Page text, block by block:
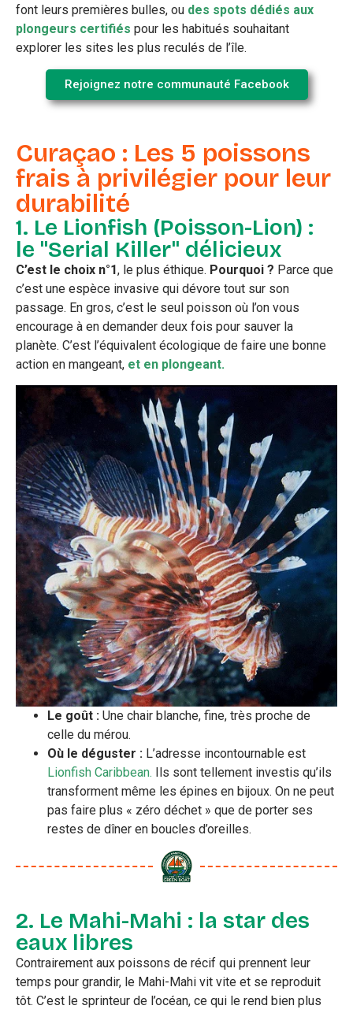
font leurs premières bulles, ou des spots dédiés aux
plongeurs certifiés pour les habitués souhaitant
explorer les sites les plus reculés de l’île.
Rejoignez notre communauté Facebook
Curaçao : Les 5 poissons
frais à privilégier pour leur
durabilité
1. Le Lionfish (Poisson-Lion) :
le "Serial Killer" délicieux
C’est le choix n°1, le plus éthique. Pourquoi ? Parce que
c’est une espèce invasive qui dévore tout sur son
passage. En gros, c’est le seul poisson où l’on vous
encourage à en demander deux fois pour sauver la
planète. C’est l’équivalent écologique de faire une bonne
action en mangeant, et en plongeant.
Le goût : Une chair blanche, fine, très proche de
celle du mérou.
Où le déguster : L’adresse incontournable est
Lionfish Caribbean. Ils sont tellement investis qu’ils
transforment même les épines en bijoux. On ne peut
pas faire plus « zéro déchet » que de porter ses
restes de dîner en boucles d’oreilles.
2. Le Mahi-Mahi : la star des
eaux libres
Contrairement aux poissons de récif qui prennent leur
temps pour grandir, le Mahi-Mahi vit vite et se reproduit
tôt. C’est le sprinteur de l’océan, ce qui le rend bien plus